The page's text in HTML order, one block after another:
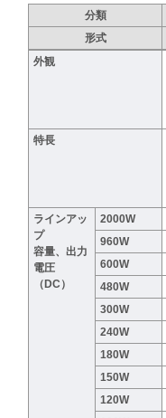
分類
形式
外観
特長
ラインアッ
プ
容量、出力
電圧
（DC）
2000W
960W
600W
480W
300W
240W
180W
150W
120W